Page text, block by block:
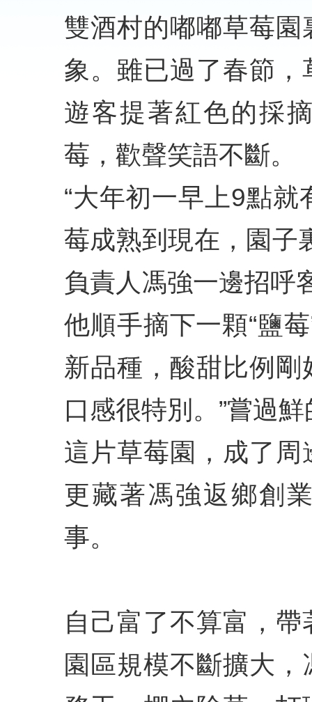
雙酒村的嘟嘟草莓
象。雖已過了春節
遊客提著紅色的採
莓，歡聲笑語不斷。
“大年初一早上9點
莓成熟到現在，園子
負責人馮強一邊招呼
他順手摘下一顆“鹽
新品種，酸甜比例
口感很特別。”嘗過
這片草莓園，成了
更藏著馮強返鄉創
事。
自己富了不算富，
園區規模不斷擴大